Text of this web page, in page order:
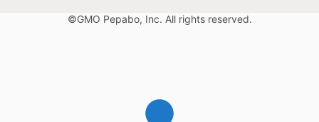
©GMO Pepabo, Inc. All rights reserved.